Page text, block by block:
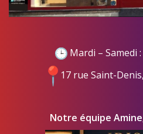
Mardi – Samedi
17 rue Saint-
Notre équipe